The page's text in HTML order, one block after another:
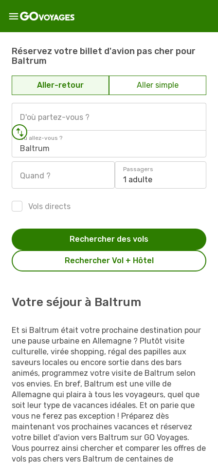
Réservez votre billet d'avion pas cher pour
Baltrum
Aller-retour Aller simple
D'où partez-vous ?
Où allez-vous ?
Baltrum
Quand ?
Passagers
1 adulte
Vols directs
Rechercher Vol + Hôtel
Rechercher des vols
Votre séjour à Baltrum
Et si Baltrum était votre prochaine destination pour
une pause urbaine en Allemagne ? Plutôt visite
culturelle, virée shopping, régal des papilles aux
saveurs locales ou encore sortie dans des bars
animés, programmez votre visite de Baltrum selon
vos envies. En bref, Baltrum est une ville de
Allemagne qui plaira à tous les voyageurs, quel que
soit leur type de vacances idéales. Et on parie que
vous ne ferez pas exception ! Préparez dès
maintenant vos prochaines vacances et réservez
votre billet d'avion vers Baltrum sur GO Voyages.
Vous pourrez ainsi chercher et comparer les offres de
vols pas chers vers Baltrum de centaines de